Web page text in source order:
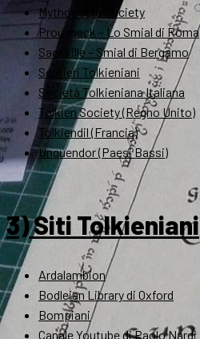
Mythopoeic Society
Proudneck – Lo Smial di Roma
Sackville – Smial di Bergamo
Sentieri Tolkieniani
Società Tolkieniana Italiana
Tolkien Society (Regno Unito)
Tolkiendil (Francia)
Unquendor (Paesi Bassi)
3) Siti Tolkieniani
Ardalambion
Bodleian Library di Oxford
Bompiani
Canale Youtube di Paolo Nardi